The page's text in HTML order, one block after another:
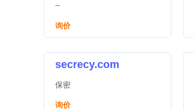
--
询价
secrecy.com
保密
询价